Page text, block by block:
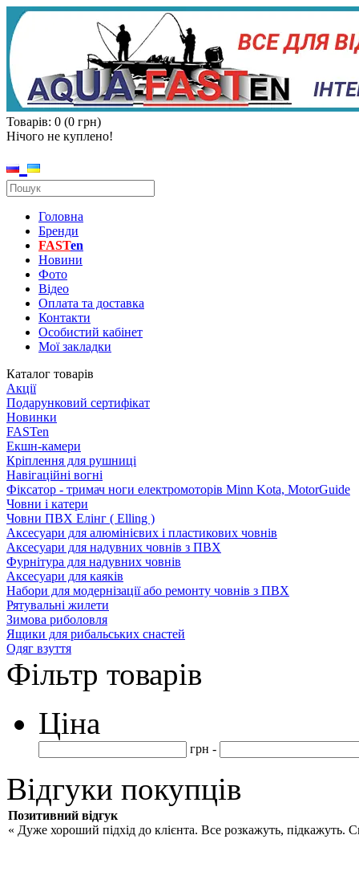
Товарів: 0 (0 грн)
Нічого не куплено!
Головна
Бренди
FASTen
Новини
Фото
Відео
Оплата та доставка
Контакти
Особистий кабінет
Мої закладки
Каталог товарів
Акції
Подарунковий сертифікат
Новинки
FASTen
Екшн-камери
Кріплення для рушниці
Навігаційні вогні
Фіксатор - тримач ноги електромоторів Minn Kota, MotorGuide
Човни і катери
Човни ПВХ Елінг ( Elling )
Аксесуари для алюмінієвих і пластикових човнів
Аксесуари для надувних човнів з ПВХ
Фурнітура для надувних човнів
Аксесуари для каяків
Набори для модернізації або ремонту човнів з ПВХ
Рятувальні жилети
Зимова риболовля
Ящики для рибальських снастей
Одяг взуття
Фільтр товарів
Ціна
грн -
Відгуки покупців
Позитивний відгук
« Дуже хороший підхід до клієнта. Все розкажуть, підкажуть.